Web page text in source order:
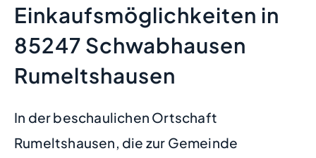
Einkaufsmöglichkeiten in
85247 Schwabhausen
Rumeltshausen
In der beschaulichen Ortschaft
Rumeltshausen, die zur Gemeinde